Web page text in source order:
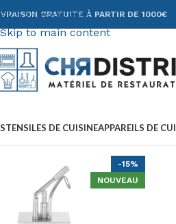
Skip to navigation
Skip to main content
GRATUITE À PARTIR DE 1000€
DE CUISINEAPPAREILS DE
-15%
NOUVEAU